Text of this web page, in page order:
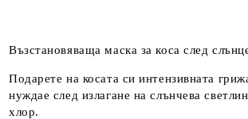
Възстановяваща маска за коса след
Подарете на косата си интензивната
нуждае след излагане на слънчева
хлор.